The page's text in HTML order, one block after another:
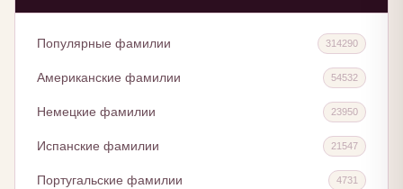
Популярные фамилии 314290
Американские фамилии 54532
Немецкие фамилии 23950
Испанские фамилии 21547
Португальские фамилии 4731